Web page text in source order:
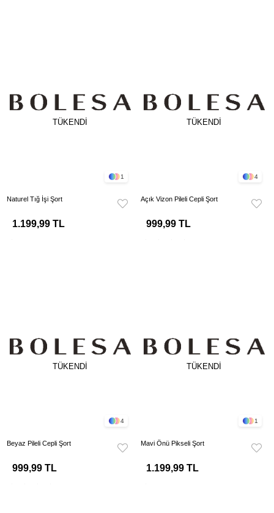
TÜKENDI
1
Naturel Tığ İşi Şort
1.199,99 TL
TÜKENDI
4
Açık Vizon Pileli Cepli Şort
999,99 TL
TÜKENDI
4
Beyaz Pileli Cepli Şort
999,99 TL
TÜKENDI
1
Mavi Önü Pikseli Şort
1.199,99 TL